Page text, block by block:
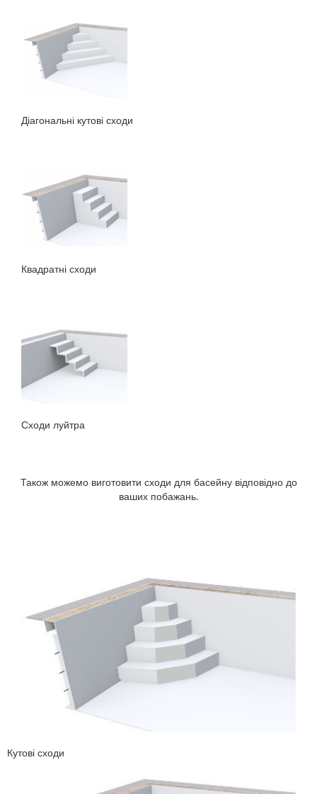
Діагональні кутові сходи
Квадратні сходи
Сходи луйтра
Також можемо виготовити сходи для басейну відповідно до
ваших побажань.
Кутові сходи